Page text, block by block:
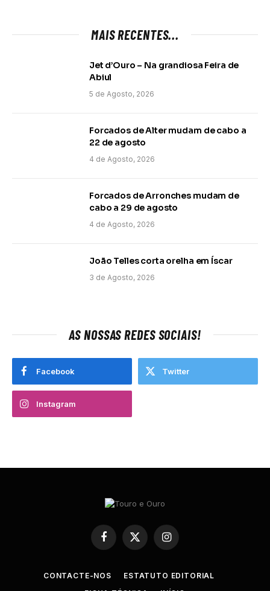
MAIS RECENTES...
Jet d’Ouro – Na grandiosa Feira de
Abiul
5 de Agosto, 2026
Forcados de Alter mudam de cabo a
22 de agosto
4 de Agosto, 2026
Forcados de Arronches mudam de
cabo a 29 de agosto
4 de Agosto, 2026
João Telles corta orelha em Íscar
3 de Agosto, 2026
AS NOSSAS REDES SOCIAIS!
Facebook Twitter
Instagram
Facebook
X
(Twitter)
Instagram
CONTACTE-NOS
ESTATUTO EDITORIAL